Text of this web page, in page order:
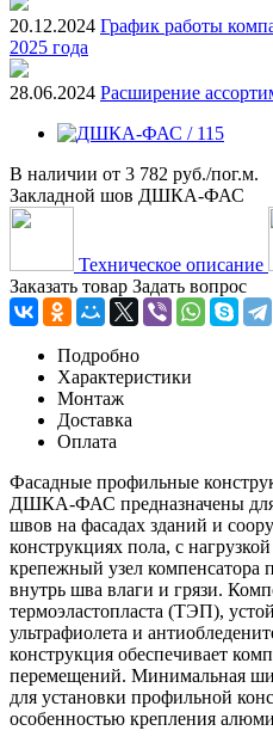
20.12.2024 График работы
2025 года
28.06.2024 Расширение
В наличии от 3 782 руб./пог.м.
Закладной шов ДШКА-ФАС
Техническое описание
Заказать товар Задать вопрос
Подробно
Характеристики
Монтаж
Доставка
Оплата
Фасадные профильные
ДШКА-ФАС предназначены для
швов на фасадах зданий и
конструкциях пола, с
крепежный узел компенсатора
внутрь шва влаги и грязи.
термоэластопласта (ТЭП),
ультрафиолета и
конструкция обеспечивает
перемещений. Минимальная
для установки профильной
особенностью крепления